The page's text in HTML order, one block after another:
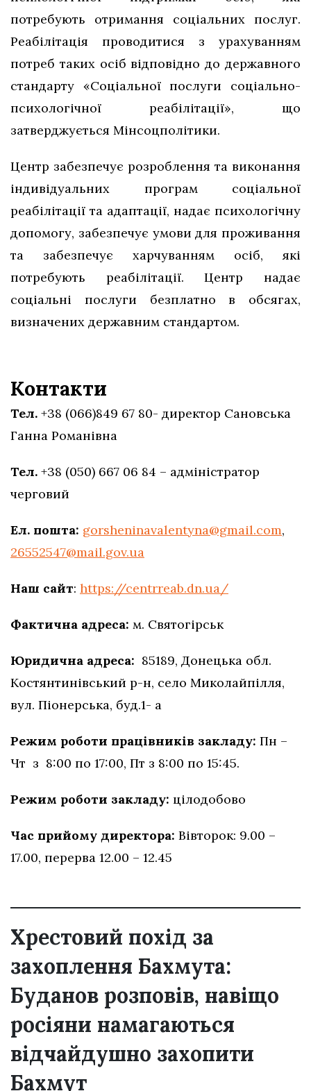
потребують отримання соціальних послуг.
Реабілітація проводитися з урахуванням
потреб таких осіб відповідно до державного
стандарту «Соціальної послуги соціально-
психологічної реабілітації», що
затверджується Мінсоцполітики.
Центр забезпечує розроблення та виконання
індивідуальних програм соціальної
реабілітації та адаптації, надає психологічну
допомогу, забезпечує умови для проживання
та забезпечує харчуванням осіб, які
потребують реабілітації. Центр надає
соціальні послуги безплатно в обсягах,
визначених державним стандартом.
Контакти
Тел. +38 (066)849 67 80- директор Сановська
Ганна Романівна
Тел. +38 (050) 667 06 84 – адміністратор
черговий
Ел. пошта: gorsheninavalentyna@gmail.com,
26552547@mail.gov.ua
Наш сайт: https://centrreab.dn.ua/
Фактична адреса: м. Святогірськ
Юридична адреса: 85189, Донецька обл.
Костянтинівський р-н, село Миколайпілля,
вул. Піонерська, буд.1- а
Режим роботи працівників закладу: Пн –
Чт з 8:00 по 17:00, Пт з 8:00 по 15:45.
Режим роботи закладу: цілодобово
Час прийому директора: Вівторок: 9.00 –
17.00, перерва 12.00 – 12.45
Хрестовий похід за
захоплення Бахмута:
Буданов розповів, навіщо
росіяни намагаються
відчайдушно захопити
Бахмут